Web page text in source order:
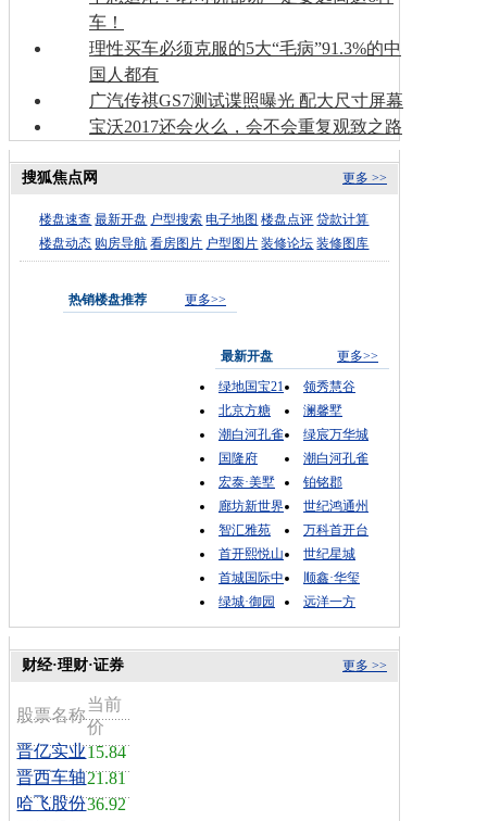
车！
理性买车必须克服的5大“毛病”91.3%的中
国人都有
广汽传祺GS7测试谍照曝光 配大尺寸屏幕
宝沃2017还会火么，会不会重复观致之路
更多 >>
搜狐焦点网
楼盘速查 最新开盘 户型搜索 电子地图 楼盘点评 贷款计算
楼盘动态 购房导航 看房图片 户型图片 装修论坛 装修图库
热销楼盘推荐 更多>>
最新开盘
更多>>
绿地国宝21
领秀慧谷
北京方糖
澜馨墅
潮白河孔雀
绿宸万华城
国隆府
潮白河孔雀
宏泰·美墅
铂铭郡
廊坊新世界
世纪鸿通州
智汇雅苑
万科首开台
首开熙悦山
世纪星城
首城国际中
顺鑫·华玺
绿城·御园
远洋一方
更多 >>
财经·理财·证券
股票名称
当前
价
晋亿实业15.84
晋西车轴21.81
哈飞股份36.92